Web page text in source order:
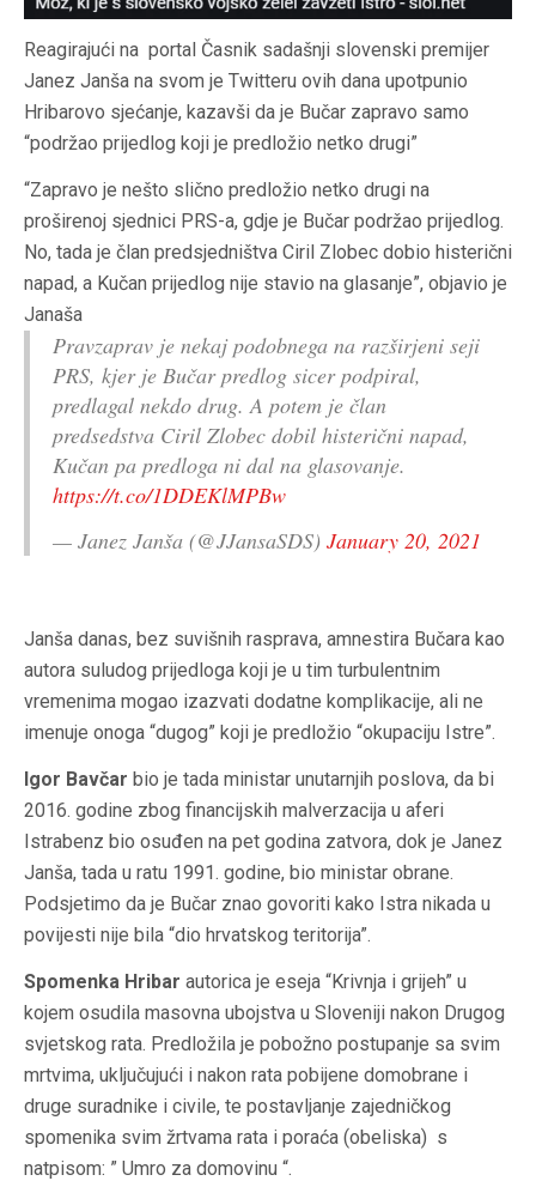
Reagirajući na portal Časnik sadašnji slovenski premijer
Janez Janša na svom je Twitteru ovih dana upotpunio
Hribarovo sjećanje, kazavši da je Bučar zapravo samo
“podržao prijedlog koji je predložio netko drugi”
“Zapravo je nešto slično predložio netko drugi na
proširenoj sjednici PRS-a, gdje je Bučar podržao prijedlog.
No, tada je član predsjedništva Ciril Zlobec dobio histerični
napad, a Kučan prijedlog nije stavio na glasanje”, objavio je
Janaša
Pravzaprav je nekaj podobnega na razširjeni seji
PRS, kjer je Bučar predlog sicer podpiral,
predlagal nekdo drug. A potem je član
predsedstva Ciril Zlobec dobil histerični napad,
Kučan pa predloga ni dal na glasovanje.
https://t.co/1DDEKlMPBw
— Janez Janša (@JJansaSDS) January 20, 2021
Janša danas, bez suvišnih rasprava, amnestira Bučara kao
autora suludog prijedloga koji je u tim turbulentnim
vremenima mogao izazvati dodatne komplikacije, ali ne
imenuje onoga “dugog” koji je predložio “okupaciju Istre”.
Igor Bavčar bio je tada ministar unutarnjih poslova, da bi
2016. godine zbog financijskih malverzacija u aferi
Istrabenz bio osuđen na pet godina zatvora, dok je Janez
Janša, tada u ratu 1991. godine, bio ministar obrane.
Podsjetimo da je Bučar znao govoriti kako Istra nikada u
povijesti nije bila “dio hrvatskog teritorija”.
Spomenka Hribar autorica je eseja “Krivnja i grijeh” u
kojem osudila masovna ubojstva u Sloveniji nakon Drugog
svjetskog rata. Predložila je pobožno postupanje sa svim
mrtvima, uključujući i nakon rata pobijene domobrane i
druge suradnike i civile, te postavljanje zajedničkog
spomenika svim žrtvama rata i poraća (obeliska) s
natpisom: ” Umro za domovinu “.